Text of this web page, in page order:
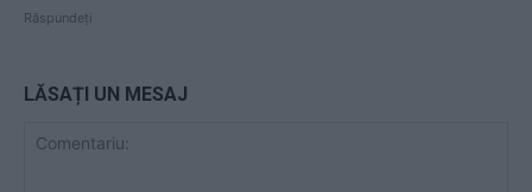
Răspundeți
LĂSAȚI UN MESAJ